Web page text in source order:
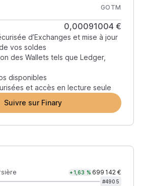
GOTM
0,00091004 €
d’Exchanges et mise à jour
vos soldes
des Wallets tels que Ledger,
disponibles
et accès en lecture seule
Suivre sur Finary
+1,63 % 699 142 €
#4905